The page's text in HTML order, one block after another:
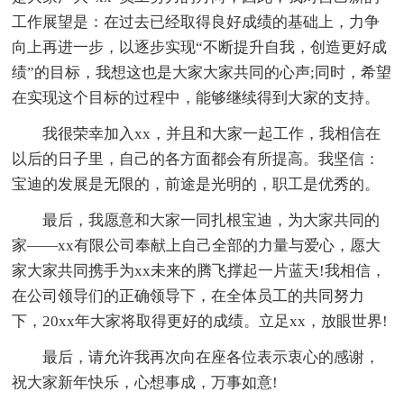
工作展望是：在过去已经取得良好成绩的基础上，力争
向上再进一步，以逐步实现“不断提升自我，创造更好成
绩”的目标，我想这也是大家大家共同的心声;同时，希望
在实现这个目标的过程中，能够继续得到大家的支持。
我很荣幸加入xx，并且和大家一起工作，我相信在
以后的日子里，自己的各方面都会有所提高。我坚信：
宝迪的发展是无限的，前途是光明的，职工是优秀的。
最后，我愿意和大家一同扎根宝迪，为大家共同的
家——xx有限公司奉献上自己全部的力量与爱心，愿大
家大家共同携手为xx未来的腾飞撑起一片蓝天!我相信，
在公司领导们的正确领导下，在全体员工的共同努力
下，20xx年大家将取得更好的成绩。立足xx，放眼世界!
最后，请允许我再次向在座各位表示衷心的感谢，
祝大家新年快乐，心想事成，万事如意!